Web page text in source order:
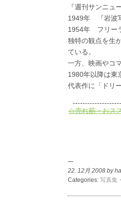
『週刊サンニュ
1949年 『岩波
1954年 フリー
独特の観点を生
ている。
一方、映画やコ
1980年以降は東
代表作に「ドリ
☆売れ筋・おス
22. 12月 2008 by
Categories: 写真集